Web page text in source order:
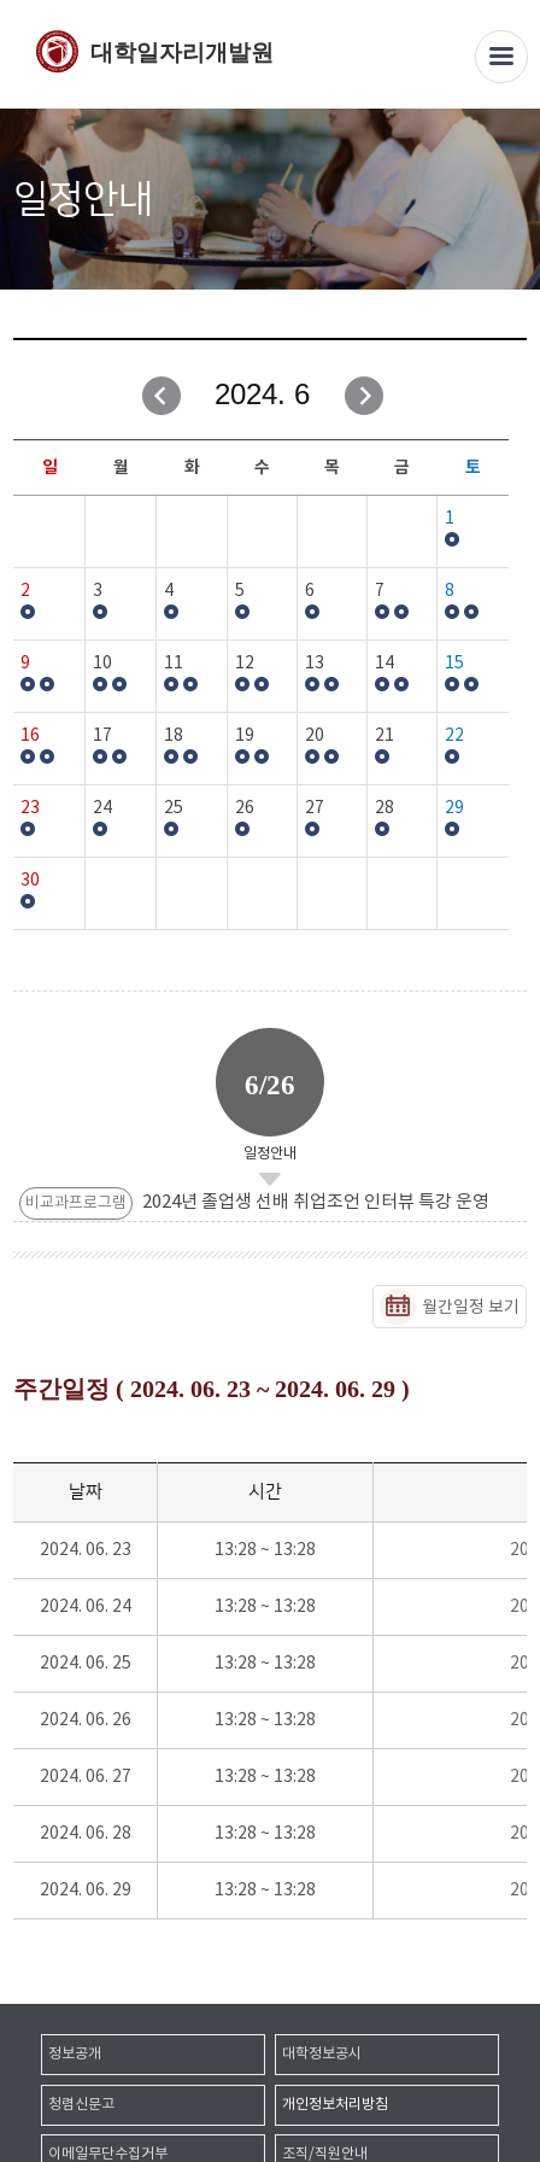
대학일자리개발원
일정안내
2024. 6
일 월 화 수 목 금 토
1
2 3 4 5 6 7 8
9 10 11 12 13 14 15
16 17 18 19 20 21 22
23 24 25 26 27 28 29
30
6/26
일정안내
비교과프로그램 2024년 졸업생 선배 취업조언 인터뷰 특강 운영
월간일정 보기
주간일정 ( 2024. 06. 23 ~ 2024. 06. 29 )
날짜 시간
2024. 06. 23 13:28 ~ 13:28
2024. 06. 24 13:28 ~ 13:28
2024. 06. 25 13:28 ~ 13:28
2024. 06. 26 13:28 ~ 13:28
2024. 06. 27 13:28 ~ 13:28
2024. 06. 28 13:28 ~ 13:28
2024. 06. 29 13:28 ~ 13:28
정보공개 대학정보공시
청렴신문고 개인정보처리방침
이메일무단수집거부 조직/직원안내